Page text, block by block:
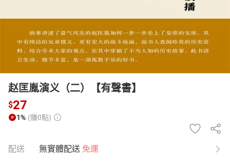
赵匡胤演义（二）【有聲書】
$27
1% (賺0點)
配送 無實體配送 免運